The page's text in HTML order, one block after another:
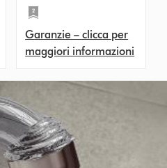
Garanzie – clicca per
maggiori informazioni